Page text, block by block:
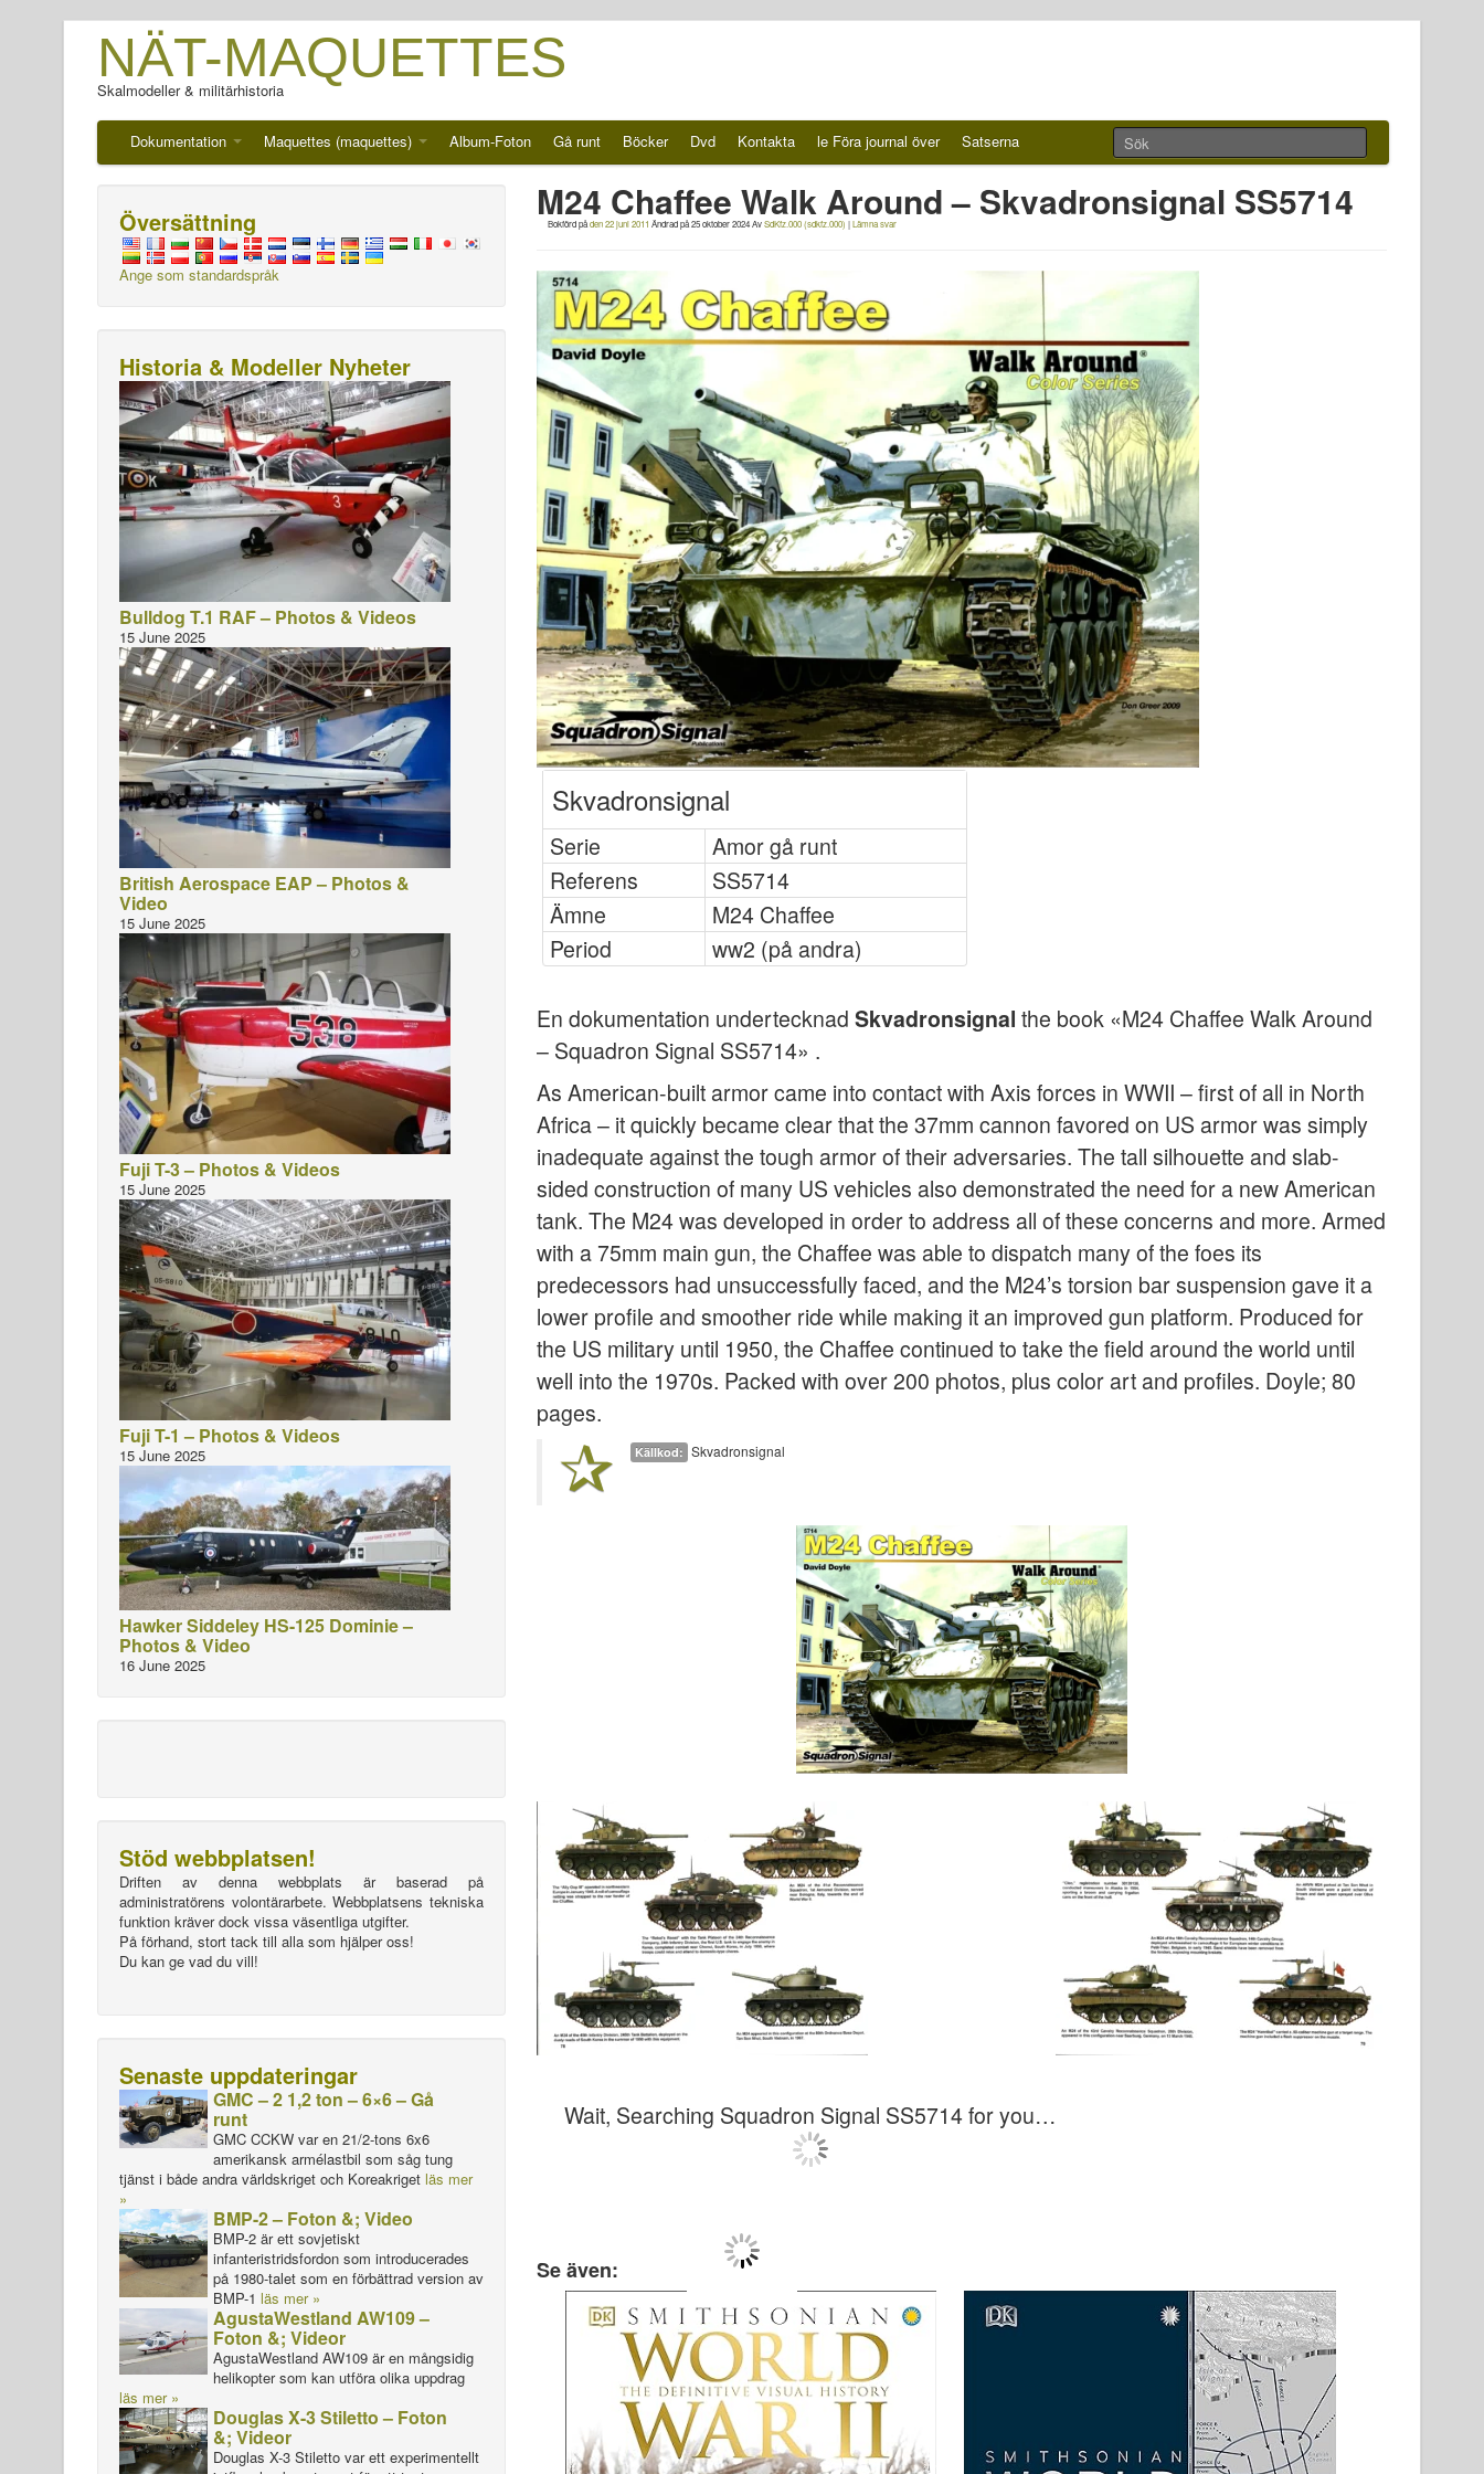
NÄT-MAQUETTES
Skalmodeller & militärhistoria
Dokumentation Maquettes (maquettes) Album-Foton Gå runt Böcker Dvd Kontakta le Föra journal över Satserna
M24 Chaffee Walk Around – Skvadronsignal SS5714
Bokförd påden 22 juni 2011 Ändrad på25 oktober 2024AvSdKfz.000 (sdkfz.000) |Lämna svar
Skvadronsignal
Serie
Amor gå runt
Referens
SS5714
Ämne
M24 Chaffee
Period
ww2 (på andra)
En dokumentation undertecknad Skvadronsignal the book «M24 Chaffee Walk Around
– Squadron Signal SS5714» .
As American-built armor came into contact with Axis forces in WWII – first of all in North
Africa – it quickly became clear that the 37mm cannon favored on US armor was simply
inadequate against the tough armor of their adversaries. The tall silhouette and slab-
sided construction of many US vehicles also demonstrated the need for a new American
tank. The M24 was developed in order to address all of these concerns and more. Armed
with a 75mm main gun, the Chaffee was able to dispatch many of the foes its
predecessors had unsuccessfully faced, and the M24’s torsion bar suspension gave it a
lower profile and smoother ride while making it an improved gun platform. Produced for
the US military until 1950, the Chaffee continued to take the field around the world until
well into the 1970s. Packed with over 200 photos, plus color art and profiles. Doyle; 80
pages.
Källkod: Skvadronsignal
Wait, Searching Squadron Signal SS5714 for you…
Se även:
Översättning
Ange som standardspråk
Historia & Modeller Nyheter
Bulldog T.1 RAF – Photos & Videos
15 June 2025
British Aerospace EAP – Photos &
Video
15 June 2025
Fuji T-3 – Photos & Videos
15 June 2025
Fuji T-1 – Photos & Videos
15 June 2025
Hawker Siddeley HS-125 Dominie –
Photos & Video
16 June 2025
Stöd webbplatsen!
Driften av denna webbplats är baserad på
administratörens volontärarbete. Webbplatsens tekniska
funktion kräver dock vissa väsentliga utgifter.
På förhand, stort tack till alla som hjälper oss!
Du kan ge vad du vill!
Senaste uppdateringar
GMC – 2 1,2 ton – 6×6 – Gå
runt
GMC CCKW var en 21/2-tons 6x6
amerikansk armélastbil som såg tung
tjänst i både andra världskriget och Koreakriget läs mer
»
BMP-2 – Foton &; Video
BMP-2 är ett sovjetiskt
infanteristridsfordon som introducerades
på 1980-talet som en förbättrad version av
BMP-1 läs mer »
AgustaWestland AW109 –
Foton &; Videor
AgustaWestland AW109 är en mångsidig
helikopter som kan utföra olika uppdrag
läs mer »
Douglas X-3 Stiletto – Foton
&; Videor
Douglas X-3 Stiletto var ett experimentellt